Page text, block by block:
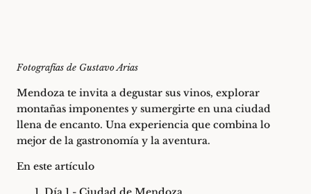
Fotografías de Gustavo Arias
Mendoza te invita a degustar sus vinos, explorar
montañas imponentes y sumergirte en una ciudad
llena de encanto. Una experiencia que combina lo
mejor de la gastronomía y la aventura.
En este artículo